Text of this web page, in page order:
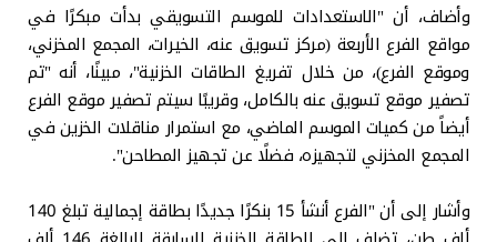
وأضاف، أن "الاستعدادات للموسم التسويقي بدأت مبكرًا في
مواقع الفرع الأربعة (مركز تسويق عنه، الخيرات، المجمع المخزني،
وموقع الفرع)، من خلال تفريغ الطاقات الخزنية"، مبينًا، أنه "تم
تصفير موقع تسويق عنه بالكامل، وقريبًا سيتم تصفير موقع الفرع
أيضاً من كميات الموسم الماضي، مع استمرار مناقلات الخزين في
المجمع المخزني لتجهيزه، فضلًا عن تجهيز المطاحن".
وأشار إلى أن "الفرع أنشأ 15 بنكرًا جديدًا بطاقة إجمالية تبلغ 140